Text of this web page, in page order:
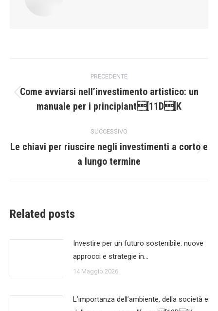
tra
PRECEDENTE
precedente:
Come avviarsi nell’investimento artistico: un
manuale per i principiant[11D[K
SUCCESSIVO
Prossimo
post:
Le chiavi per riuscire negli investimenti a corto e
a lungo termine
Related posts
Investire per un futuro sostenibile: nuove
approcci e strategie in…
14 Maggio 2026
L’importanza dell’ambiente, della società e